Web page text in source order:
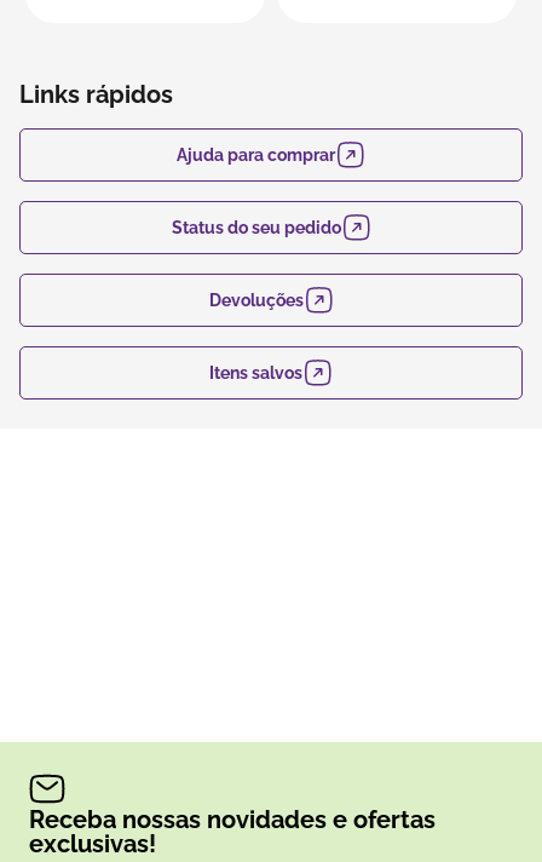
Links rápidos
Ajuda para comprar
Status do seu pedido
Devoluções
Itens salvos
Receba nossas novidades e ofertas
exclusivas!